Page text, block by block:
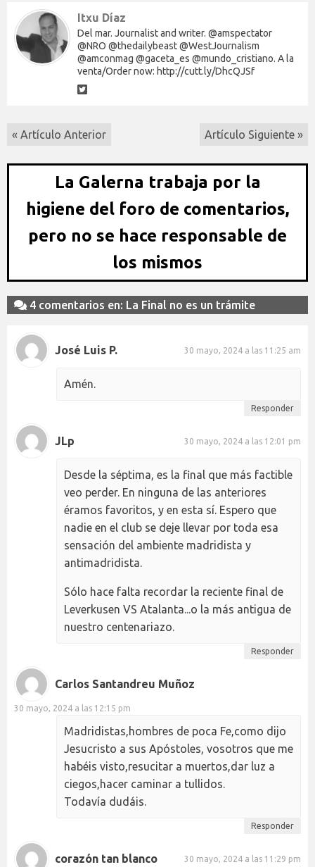
Itxu Díaz
Del mar. Journalist and writer. @amspectator
@NRO @thedailybeast @WestJournalism
@amconmag @gaceta_es @mundo_cristiano. A la
venta/Order now: http://cutt.ly/DhcQJSf
« Artículo Anterior Artículo Siguiente »
La Galerna trabaja por la
higiene del foro de comentarios,
pero no se hace responsable de
los mismos
4 comentarios en: La Final no es un trámite
José Luis P. 30 mayo, 2024 a las 11:25 am
Amén.
Responder
JLp 30 mayo, 2024 a las 12:01 pm
Desde la séptima, es la final que más factible
veo perder. En ninguna de las anteriores
éramos favoritos, y en esta sí. Espero que
nadie en el club se deje llevar por toda esa
sensación del ambiente madridista y
antimadridista.
Sólo hace falta recordar la reciente final de
Leverkusen VS Atalanta...o la más antigua de
nuestro centenariazo.
Responder
Carlos Santandreu Muñoz
30 mayo, 2024 a las 12:15 pm
Madridistas,hombres de poca Fe,como dijo
Jesucristo a sus Apóstoles, vosotros que me
habéis visto,resucitar a muertos,dar luz a
ciegos,hacer caminar a tullidos.
Todavía dudáis.
Responder
corazón tan blanco 30 mayo, 2024 a las 11:29 pm